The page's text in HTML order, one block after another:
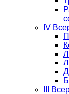
IV
III